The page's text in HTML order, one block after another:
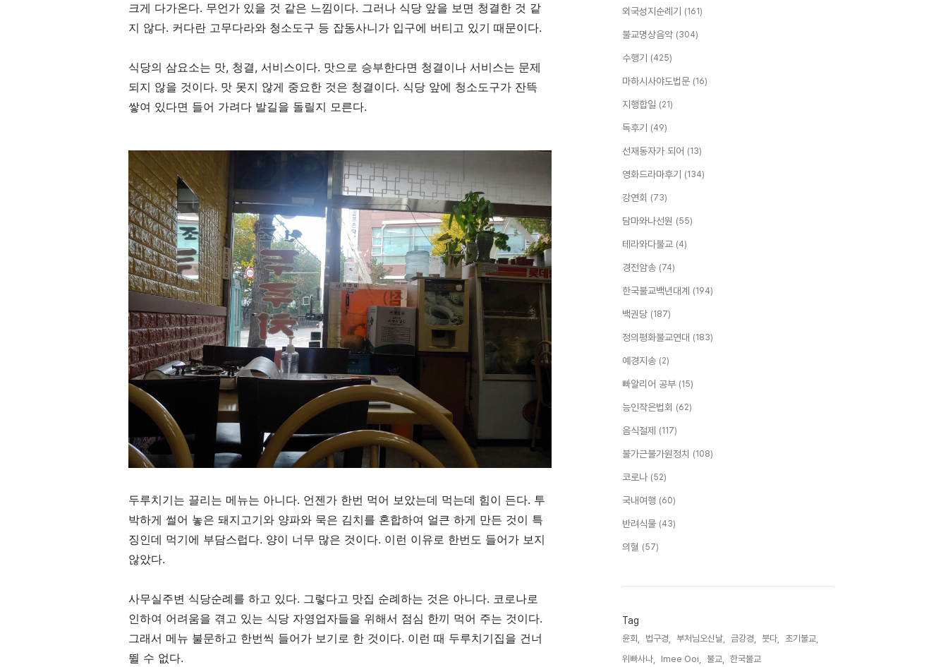
크게 다가온다. 무언가 있을 것 같은 느낌이다. 그러나 식당 앞을 보면 청결한 것 같
지 않다. 커다란 고무다라와 청소도구 등 잡동사니가 입구에 버티고 있기 때문이다.
식당의 삼요소는 맛, 청결, 서비스이다. 맛으로 승부한다면 청결이나 서비스는 문제
되지 않을 것이다. 맛 못지 않게 중요한 것은 청결이다. 식당 앞에 청소도구가 잔뜩
쌓여 있다면 들어 가려다 발길을 돌릴지 모른다.
두루치기는 끌리는 메뉴는 아니다. 언젠가 한번 먹어 보았는데 먹는데 힘이 든다. 투
박하게 썰어 놓은 돼지고기와 양파와 묵은 김치를 혼합하여 얼큰 하게 만든 것이 특
징인데 먹기에 부담스럽다. 양이 너무 많은 것이다. 이런 이유로 한번도 들어가 보지
않았다.
사무실주변 식당순례를 하고 있다. 그렇다고 맛집 순례하는 것은 아니다. 코로나로
인하여 어려움을 겪고 있는 식당 자영업자들을 위해서 점심 한끼 먹어 주는 것이다.
그래서 메뉴 불문하고 한번씩 들어가 보기로 한 것이다. 이런 때 두루치기집을 건너
뛸 수 없다.
외국성지순례기 (161)
불교명상음악 (304)
수행기 (425)
마하시사야도법문 (16)
지행합일 (21)
독후기 (49)
선재동자가 되어 (13)
영화드라마후기 (134)
강연회 (73)
담마와나선원 (55)
테라와다불교 (4)
경전암송 (74)
한국불교백년대계 (194)
백권당 (187)
정의평화불교연대 (183)
예경지송 (2)
빠알리어 공부 (15)
능인작은법회 (62)
음식절제 (117)
불가근불가원정치 (108)
코로나 (52)
국내여행 (60)
반려식물 (43)
의혈 (57)
Tag
윤회, 법구경, 부처님오신날, 금강경, 붓다,
초기불교,
위빠사나,
Imee Ooi, 불교, 한국불교,